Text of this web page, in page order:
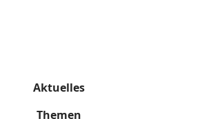
Aktuelles
Themen